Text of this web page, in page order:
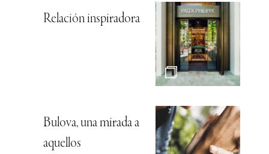
Relación inspiradora
Bulova, una mirada a
aquellos